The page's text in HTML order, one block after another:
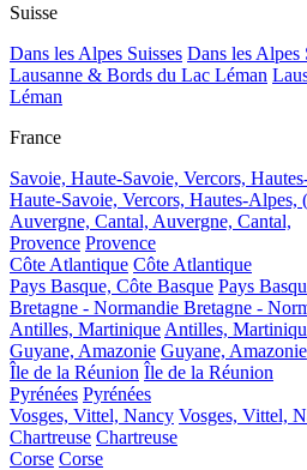
Suisse
Dans les Alpes Suisses Dans les Alpes
Lausanne & Bords du Lac Léman
Léman
France
Savoie, Haute-Savoie, Vercors,
Haute-Savoie, Vercors, Hautes-Alpes,
Auvergne, Cantal, Auvergne, Cantal,
Provence Provence
Côte Atlantique Côte Atlantique
Pays Basque, Côte Basque Pays
Bretagne - Normandie Bretagne -
Antilles, Martinique Antilles,
Guyane, Amazonie Guyane, Amazonie
Île de la Réunion Île de la Réunion
Pyrénées Pyrénées
Vosges, Vittel, Nancy Vosges, Vittel,
Chartreuse Chartreuse
Corse Corse